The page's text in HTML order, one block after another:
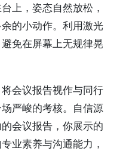
上，姿态自然放松，
的小动作。利用激光
免在屏幕上无规律晃
会议报告视作与同行
严峻的考核。自信源
会议报告，你展示的
业素养与沟通能力，